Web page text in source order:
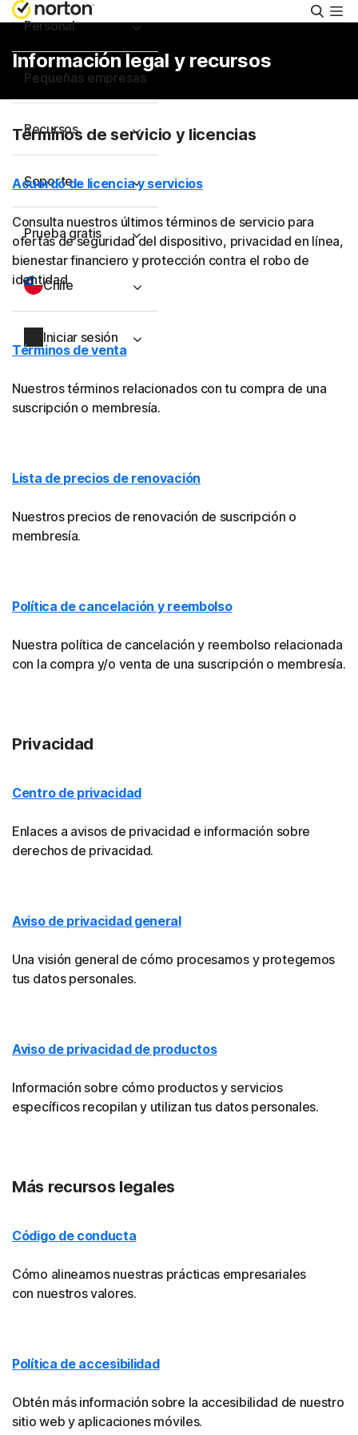
Personal
Pequeñas empresas
Recursos
Soporte
Prueba gratis
Chile
Iniciar sesión
Información legal y recursos
Términos de servicio y licencias
Acuerdo de licencia y servicios
Consulta nuestros últimos términos de servicio para
ofertas de seguridad del dispositivo, privacidad en línea,
bienestar financiero y protección contra el robo de
identidad.
Términos de venta
Nuestros términos relacionados con tu compra de una
suscripción o membresía.
Lista de precios de renovación
Nuestros precios de renovación de suscripción o
membresía.
Política de cancelación y reembolso
Nuestra política de cancelación y reembolso relacionada
con la compra y/o venta de una suscripción o membresía.
Privacidad
Centro de privacidad
Enlaces a avisos de privacidad e información sobre
derechos de privacidad.
Aviso de privacidad general
Una visión general de cómo procesamos y protegemos
tus datos personales.
Aviso de privacidad de productos
Información sobre cómo productos y servicios
específicos recopilan y utilizan tus datos personales.
Más recursos legales
Código de conducta
Cómo alineamos nuestras prácticas empresariales
con nuestros valores.
Política de accesibilidad
Obtén más información sobre la accesibilidad de nuestro
sitio web y aplicaciones móviles.